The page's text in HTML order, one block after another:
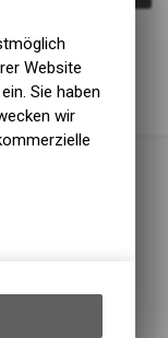
Website
Sie haben
wir
und
Gerät,